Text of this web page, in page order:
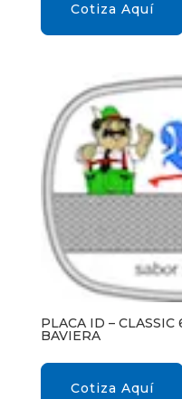
Cotiza Aquí
PLACA ID –
BAVIERA
Cotiza Aquí